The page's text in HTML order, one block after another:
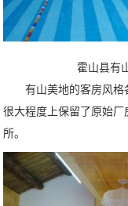
霍山县有
有山美地的客房风
很大程度上保留了原始
所。